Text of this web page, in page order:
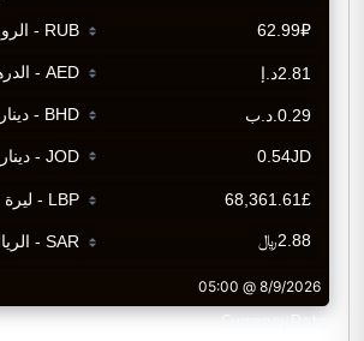
CurrencyRate